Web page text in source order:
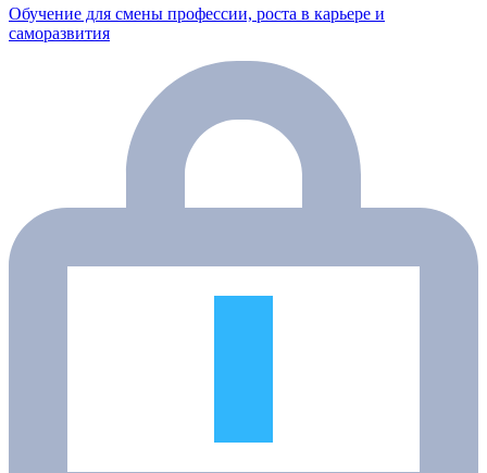
Обучение для смены профессии, роста в карьере и
саморазвития